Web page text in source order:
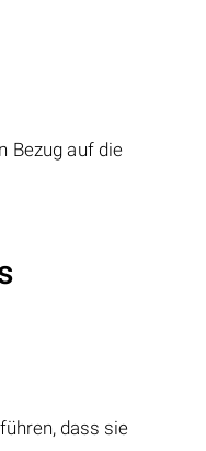
Bezug auf die
dass sie